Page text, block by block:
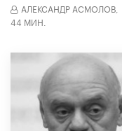
АЛЕКСАНДР АСМОЛОВ,
44 МИН.